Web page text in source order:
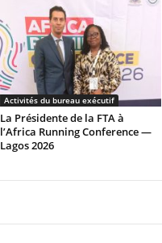
Activités du bureau exécutif
La Présidente de la FTA à
l’Africa Running Conference —
Lagos 2026